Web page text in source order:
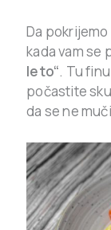
Da
kada vam se
leto“. Tu
počastite
da se ne